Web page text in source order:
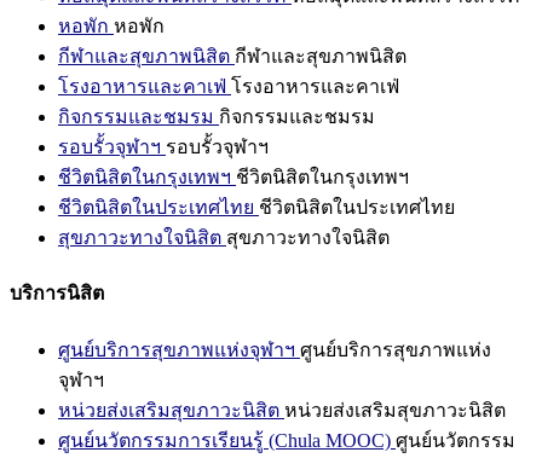
หอพัก หอพัก
กีฬาและสุขภาพนิสิต กีฬาและสุขภาพนิสิต
โรงอาหารและคาเฟ่ โรงอาหารและคาเฟ่
กิจกรรมและชมรม กิจกรรมและชมรม
รอบรั้วจุฬาฯ รอบรั้วจุฬาฯ
ชีวิตนิสิตในกรุงเทพฯ ชีวิตนิสิตในกรุงเทพฯ
ชีวิตนิสิตในประเทศไทย ชีวิตนิสิตในประเทศไทย
สุขภาวะทางใจนิสิต สุขภาวะทางใจนิสิต
บริการนิสิต
ศูนย์บริการสุขภาพแห่งจุฬาฯ ศูนย์บริการสุขภาพแห่ง
จุฬาฯ
หน่วยส่งเสริมสุขภาวะนิสิต หน่วยส่งเสริมสุขภาวะนิสิต
ศูนย์นวัตกรรมการเรียนรู้ (Chula MOOC) ศูนย์นวัตกรรม